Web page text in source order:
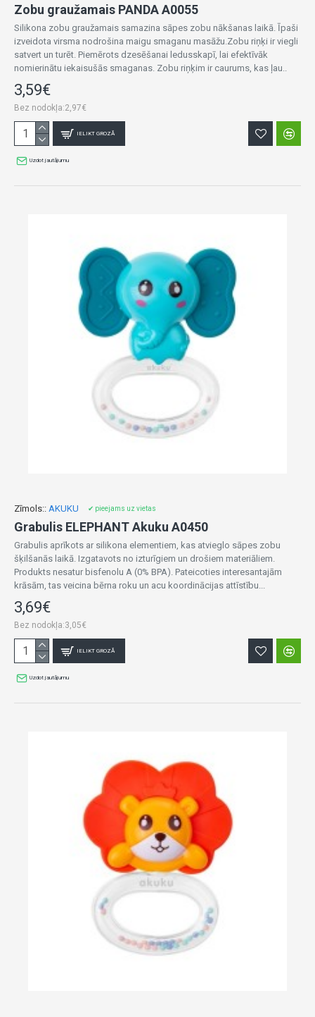
Zobu graužamais PANDA A0055
Silikona zobu graužamais samazina sāpes zobu nākšanas laikā. Īpaši
izveidota virsma nodrošina maigu smaganu masāžu.Zobu riņķi ir viegli
satvert un turēt. Piemērots dzesēšanai ledusskapī, lai efektīvāk
nomierinātu iekaisušās smaganas. Zobu riņķim ir caurums, kas ļau..
3,59€
Bez nodokļa:2,97€
IELIKT GROZĀ
Uzdot jautājumu
Zīmols:: AKUKU ✔ pieejams uz vietas
Grabulis ELEPHANT Akuku A0450
Grabulis aprīkots ar silikona elementiem, kas atvieglo sāpes zobu
šķilšanās laikā. Izgatavots no izturīgiem un drošiem materiāliem.
Produkts nesatur bisfenolu A (0% BPA). Pateicoties interesantajām
krāsām, tas veicina bērna roku un acu koordinācijas attīstību...
3,69€
Bez nodokļa:3,05€
IELIKT GROZĀ
Uzdot jautājumu